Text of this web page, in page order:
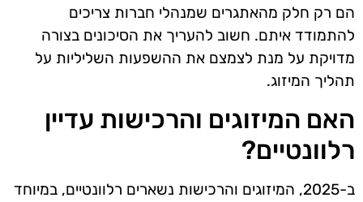
הם רק חלק מהאתגרים שמנהלי חברות צריכים
להתמודד איתם. חשוב להעריך את הסיכונים בצורה
מדויקת על מנת לצמצם את ההשפעות השליליות על
תהליך המיזוג.
האם המיזוגים והרכישות עדיין
רלוונטיים?
ב-2025, המיזוגים והרכישות נשארים רלוונטיים, במיוחד